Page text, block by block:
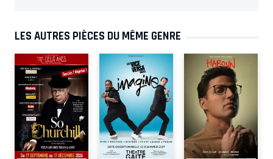
LES AUTRES PIÈCES DU MÊME GENRE